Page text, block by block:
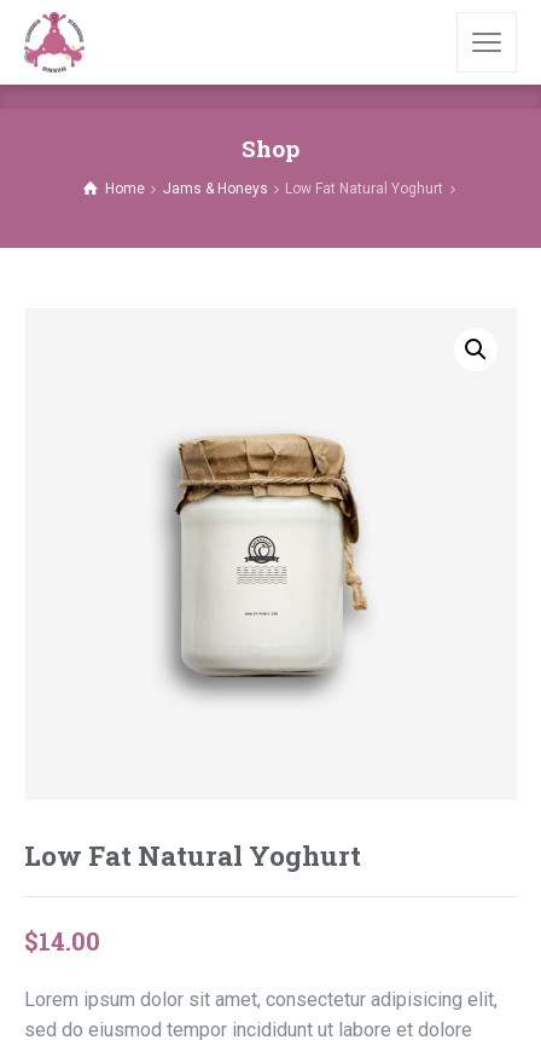
Shop
Home Jams & Honeys Low Fat Natural Yoghurt
Low Fat Natural Yoghurt
$14.00
Lorem ipsum dolor sit amet, consectetur adipisicing elit,
sed do eiusmod tempor incididunt ut labore et dolore